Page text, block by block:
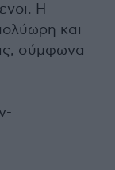
Η
και
σύμφωνα